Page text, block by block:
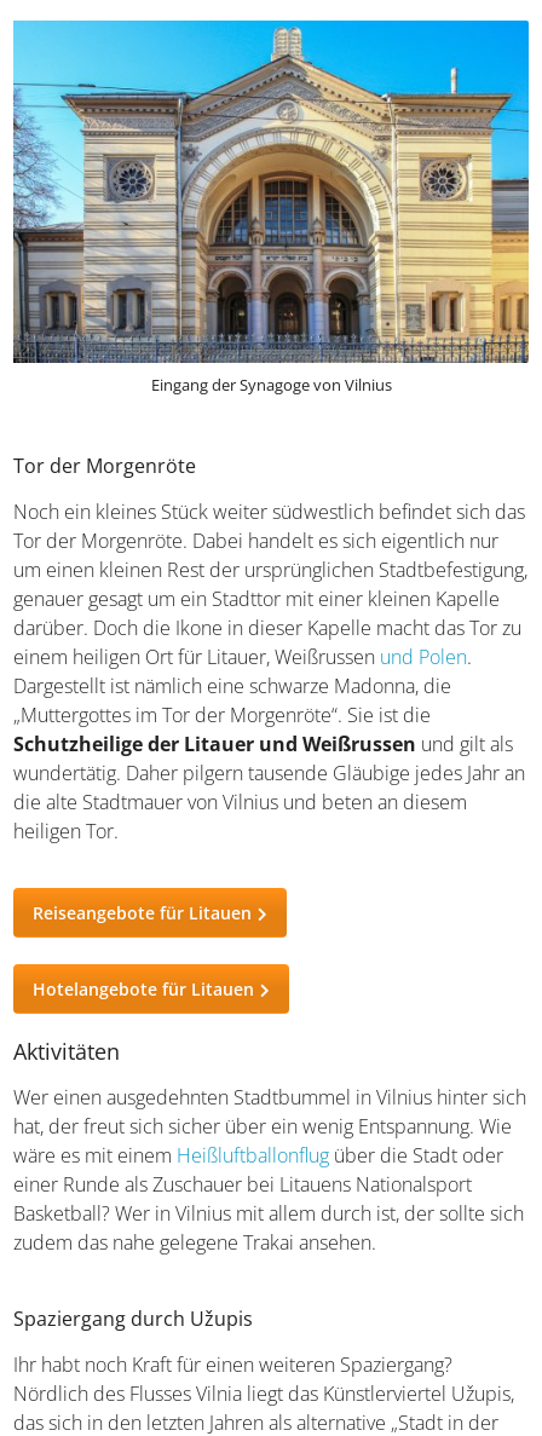
Eingang der Synagoge von Vilnius
Tor der Morgenröte
Noch ein kleines Stück weiter südwestlich befindet sich das
Tor der Morgenröte. Dabei handelt es sich eigentlich nur
um einen kleinen Rest der ursprünglichen Stadtbefestigung,
genauer gesagt um ein Stadttor mit einer kleinen Kapelle
darüber. Doch die Ikone in dieser Kapelle macht das Tor zu
einem heiligen Ort für Litauer, Weißrussen und Polen.
Dargestellt ist nämlich eine schwarze Madonna, die
„Muttergottes im Tor der Morgenröte“. Sie ist die
Schutzheilige der Litauer und Weißrussen und gilt als
wundertätig. Daher pilgern tausende Gläubige jedes Jahr an
die alte Stadtmauer von Vilnius und beten an diesem
heiligen Tor.
Reiseangebote für Litauen
Hotelangebote für Litauen
Aktivitäten
Wer einen ausgedehnten Stadtbummel in Vilnius hinter sich
hat, der freut sich sicher über ein wenig Entspannung. Wie
wäre es mit einem Heißluftballonflug über die Stadt oder
einer Runde als Zuschauer bei Litauens Nationalsport
Basketball? Wer in Vilnius mit allem durch ist, der sollte sich
zudem das nahe gelegene Trakai ansehen.
Spaziergang durch Užupis
Ihr habt noch Kraft für einen weiteren Spaziergang?
Nördlich des Flusses Vilnia liegt das Künstlerviertel Užupis,
das sich in den letzten Jahren als alternative „Stadt in der